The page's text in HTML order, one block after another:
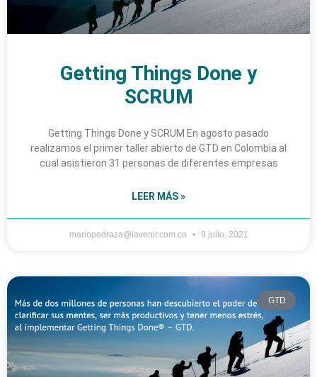
Getting Things Done y
SCRUM
Getting Things Done y SCRUM En agosto pasado
realizamos el primer taller abierto de GTD en Colombia al
cual asistieron 31 personas de diferentes empresas
LEER MÁS »
mariopedraza@lavenir.com.co 9 julio, 2021
GTD